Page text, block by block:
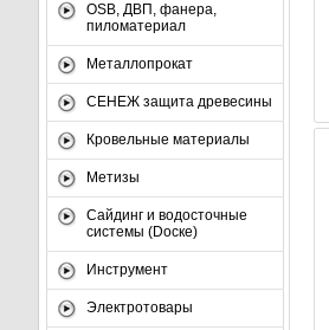
OSB, ДВП, фанера,
пиломатериал
Металлопрокат
СЕНЕЖ защита древесины
Кровельные материалы
Метизы
Сайдинг и водосточные
системы (Dоске)
Инструмент
Электротовары